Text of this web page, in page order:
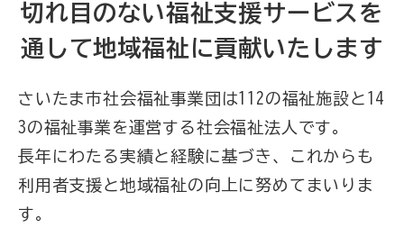
切れ目のない福祉支援サービスを
通して地域福祉に貢献いたします
さいたま市社会福祉事業団は112の福祉施設と14
3の福祉事業を運営する社会福祉法人です。
長年にわたる実績と経験に基づき、これからも
利用者支援と地域福祉の向上に努めてまいりま
す。